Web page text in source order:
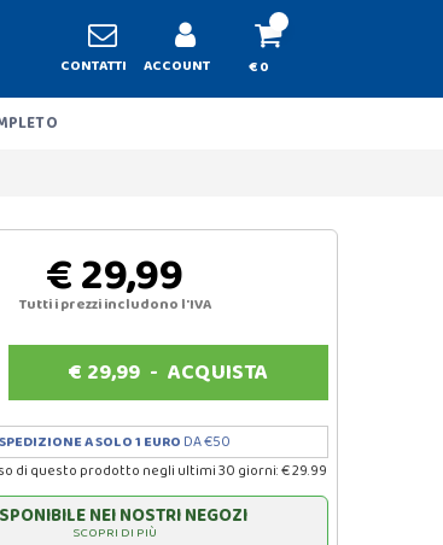
CONTATTI ACCOUNT € 0
€ 29,99
Tutti i prezzi includono l'IVA
€ 29,99 -ACQUISTA
SPEDIZIONE A SOLO 1 EURO DA €50
di questo prodotto negli ultimi 30 giorni: € 29.99
NEI NOSTRI NEGOZI
SCOPRI DI PIÙ